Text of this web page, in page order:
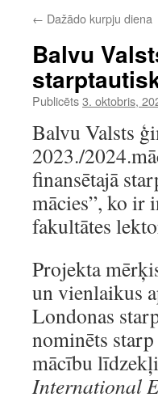
← Dažādo kurpju diena
Balvu
Publicēts3. oktobris,
Balvu Valsts
2023./
finansētajā
mācies”, ko ir
fakultātes
Projekta
un vienlaikus
Londonas
nominēts
mācību
International